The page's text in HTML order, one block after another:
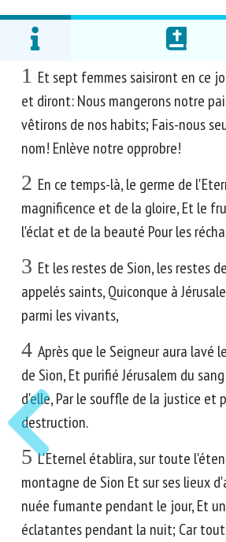
1 Et sept femmes saisiront en ce
et diront: Nous mangerons notre
vêtirons de nos habits; Fais-nous
nom! Enlève notre opprobre!
2 En ce temps-là, le germe de
magnificence et de la gloire, Et le
l'éclat et de la beauté Pour les
3 Et les restes de Sion, les restes
appelés saints, Quiconque à
parmi les vivants,
4 Après que le Seigneur aura lavé
de Sion, Et purifié Jérusalem du
d'elle, Par le souffle de la justice et
destruction.
5 L'Eternel établira, sur toute
montagne de Sion Et sur ses lieux
nuée fumante pendant le jour, Et
éclatantes pendant la nuit; Car